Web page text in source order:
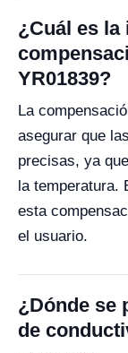
¿Cuál es
YR01839?
La
asegurar que
precisas, ya
la temperatura.
esta
el usuario.
¿Dónde se
de